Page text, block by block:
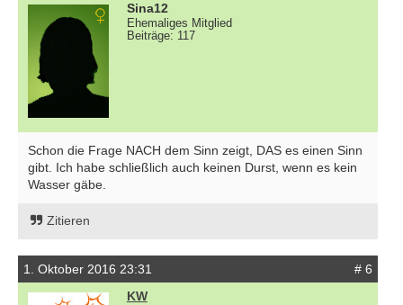
Sina12
Ehemaliges Mitglied
Beiträge: 117
Schon die Frage NACH dem Sinn zeigt, DAS es einen Sinn
gibt. Ich habe schließlich auch keinen Durst, wenn es kein
Wasser gäbe.
Zitieren
1. Oktober 2016 23:31
# 6
KW